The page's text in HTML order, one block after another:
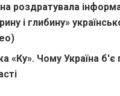
роздратувала
і глибину»
«Ку». Чому Україна б'є